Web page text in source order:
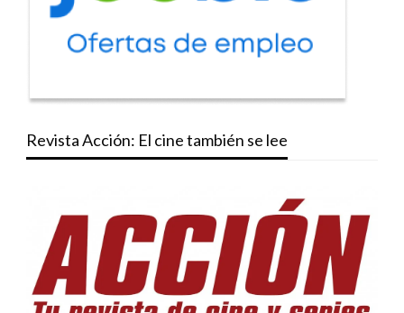
Revista Acción: El cine también se lee